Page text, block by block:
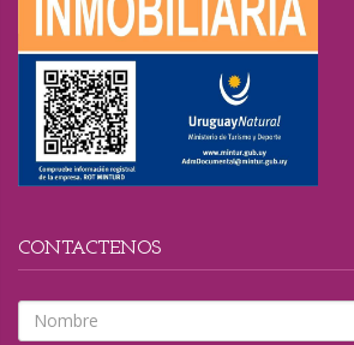
CONTACTENOS